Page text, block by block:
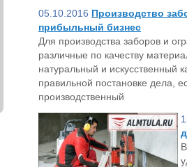
05.10.2016 Производство
прибыльный бизнес
Для производства заборов и
различные по качеству
натуральный и искусственный
правильной постановке дела,
производственный